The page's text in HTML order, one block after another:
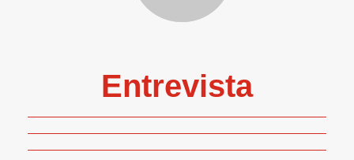
Entrevista